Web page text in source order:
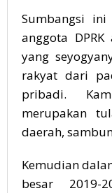
Sumbangsi
anggota
yang
rakyat dari
pribadi.
merupakan
daerah,
Kemudian
besar 2019-